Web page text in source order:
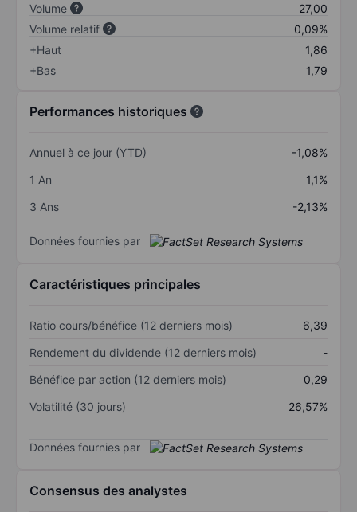
Volume
27,00
Volume relatif
0,09%
+Haut
1,86
+Bas
1,79
Performances historiques
Annuel à ce jour (YTD)
-1,08%
1 An
1,1%
3 Ans
-2,13%
Données fournies par
Caractéristiques principales
Ratio cours/bénéfice (12 derniers mois)
6,39
Rendement du dividende (12 derniers mois)
-
Bénéfice par action (12 derniers mois)
0,29
Volatilité (30 jours)
26,57%
Données fournies par
Consensus des analystes